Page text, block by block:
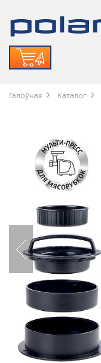
Галоўная Каталог